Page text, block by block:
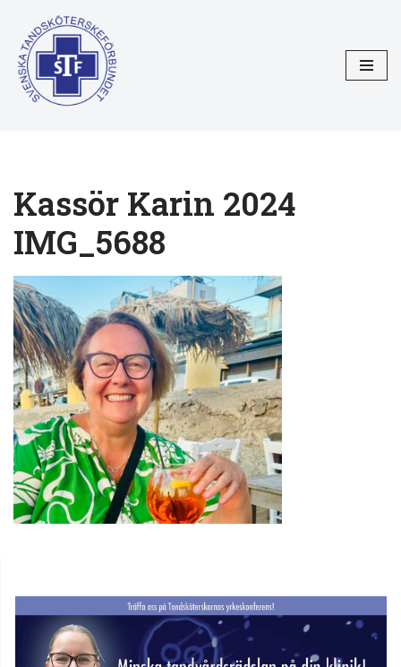
Hoppa
till
innehåll
Kassör Karin 2024
IMG_5688